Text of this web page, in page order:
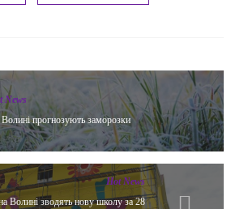
News
прогнозують заморозки
Hot News
Волині зводять нову школу за 28